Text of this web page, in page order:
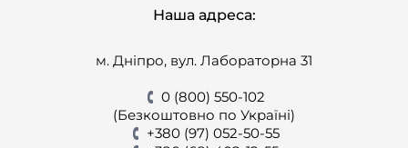
Наша адреса:
м. Дніпро, вул. Лабораторна 31
0 (800) 550-102
(Безкоштовно по Україні)
+380 (97) 052-50-55